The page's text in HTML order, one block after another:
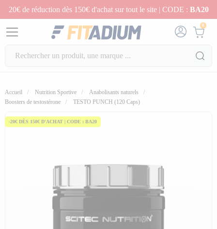
20€ de réduction dès 150€ d'achat sur tout le site | CODE : BA20
0
Accueil Nutrition Sportive
Anabolisants naturels
Boosters de testostérone
TESTO PUNCH (120 Caps)
-20€ DÈS 150€ D'ACHAT | CODE : BA20